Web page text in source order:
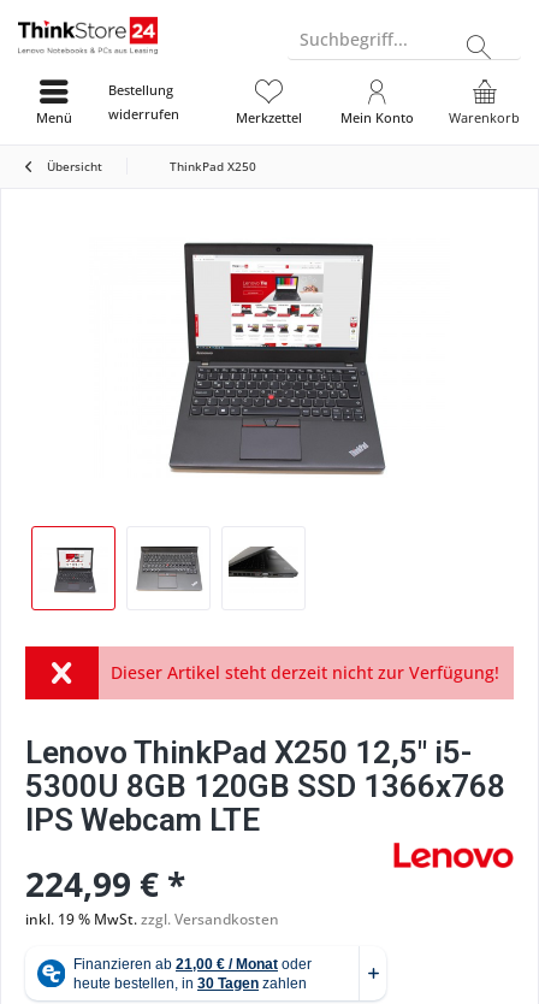
Suchbegriff...
Bestellung
widerrufen
Warenkorb
Merkzettel Mein Konto
Menü
Übersicht ThinkPad X250
Dieser Artikel steht derzeit nicht zur Verfügung!
Lenovo ThinkPad X250 12,5" i5-
5300U 8GB 120GB SSD 1366x768
IPS Webcam LTE
224,99 € *
inkl. 19 % MwSt.zzgl. Versandkosten